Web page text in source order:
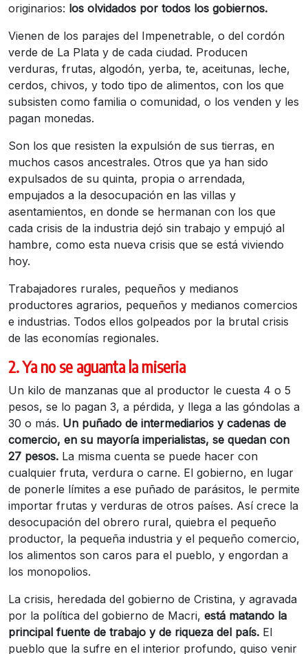
originarios: los olvidados por todos los gobiernos.
Vienen de los parajes del Impenetrable, o del cordón
verde de La Plata y de cada ciudad. Producen
verduras, frutas, algodón, yerba, te, aceitunas, leche,
cerdos, chivos, y todo tipo de alimentos, con los que
subsisten como familia o comunidad, o los venden y les
pagan monedas.
Son los que resisten la expulsión de sus tierras, en
muchos casos ancestrales. Otros que ya han sido
expulsados de su quinta, propia o arrendada,
empujados a la desocupación en las villas y
asentamientos, en donde se hermanan con los que
cada crisis de la industria dejó sin trabajo y empujó al
hambre, como esta nueva crisis que se está viviendo
hoy.
Trabajadores rurales, pequeños y medianos
productores agrarios, pequeños y medianos comercios
e industrias. Todos ellos golpeados por la brutal crisis
de las economías regionales.
2. Ya no se aguanta la miseria
Un kilo de manzanas que al productor le cuesta 4 o 5
pesos, se lo pagan 3, a pérdida, y llega a las góndolas a
30 o más. Un puñado de intermediarios y cadenas de
comercio, en su mayoría imperialistas, se quedan con
27 pesos. La misma cuenta se puede hacer con
cualquier fruta, verdura o carne. El gobierno, en lugar
de ponerle límites a ese puñado de parásitos, le permite
importar frutas y verduras de otros países. Así crece la
desocupación del obrero rural, quiebra el pequeño
productor, la pequeña industria y el pequeño comercio,
los alimentos son caros para el pueblo, y engordan a
los monopolios.
La crisis, heredada del gobierno de Cristina, y agravada
por la política del gobierno de Macri, está matando la
principal fuente de trabajo y de riqueza del país. El
pueblo que la sufre en el interior profundo, quiso venir